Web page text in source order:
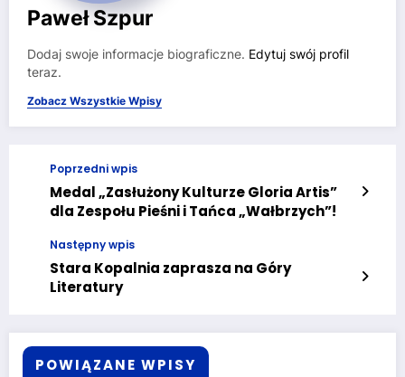
Paweł Szpur
Dodaj swoje informacje biograficzne. Edytuj swój profil
teraz.
Zobacz Wszystkie Wpisy
Poprzedni wpis
Medal „Zasłużony Kulturze Gloria Artis”
dla Zespołu Pieśni i Tańca „Wałbrzych”!
Następny wpis
Stara Kopalnia zaprasza na Góry
Literatury
POWIĄZANE WPISY